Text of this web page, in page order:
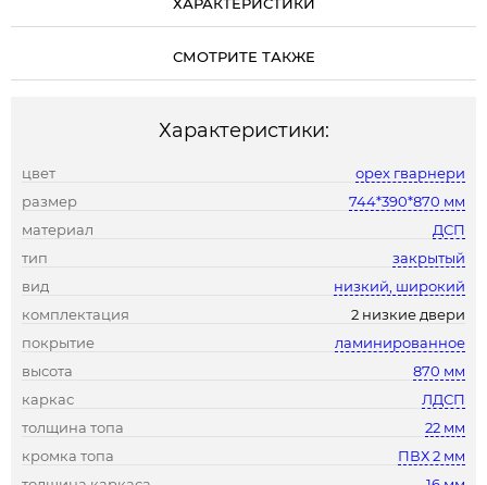
СМОТРИТЕ ТАКЖЕ
Характеристики:
цвет
орех гварнери
размер
744*390*870 мм
материал
ДСП
тип
закрытый
вид
низкий, широкий
комплектация
2 низкие двери
покрытие
ламинированное
высота
870 мм
каркас
ЛДСП
толщина топа
22 мм
кромка топа
ПВХ 2 мм